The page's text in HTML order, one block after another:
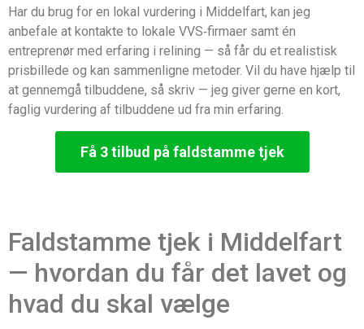
Har du brug for en lokal vurdering i Middelfart, kan jeg
anbefale at kontakte to lokale VVS‑firmaer samt én
entreprenør med erfaring i relining — så får du et realistisk
prisbillede og kan sammenligne metoder. Vil du have hjælp til
at gennemgå tilbuddene, så skriv — jeg giver gerne en kort,
faglig vurdering af tilbuddene ud fra min erfaring.
Få 3 tilbud på faldstamme tjek
Faldstamme tjek i Middelfart
— hvordan du får det lavet og
hvad du skal vælge